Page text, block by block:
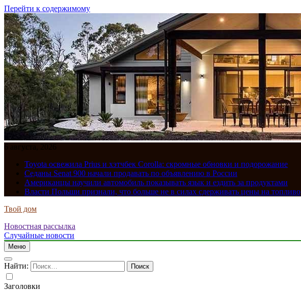
Перейти к содержимому
6 августа, 2026
Toyota освежила Prius и хэтчбек Corolla: скромные обновки и подорожание
Седаны Senat 900 начали продавать по объявлению в России
Американцы научили автомобиль показывать язык и ездить за продуктами
Власти Польши признали, что больше не в силах сдерживать цены на топливо
Твой дом
Новостная рассылка
Случайные новости
Меню
Найти:
Заголовки